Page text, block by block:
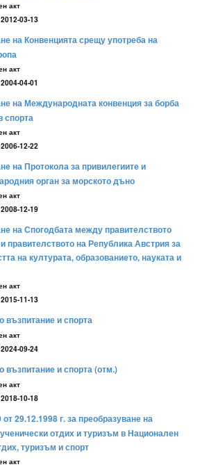
акт
2012-03-13
на Конвенцията срещу употреба на
акт
2004-04-01
на Международната конвенция за борба
спорта
акт
2006-12-22
на Протокола за привилегиите и
орган за морското дъно
акт
2008-12-19
на Спогодбата между правителството
правителството на Република Австрия за
на културата, образованието, науката и
акт
2015-11-13
възпитание и спорта
акт
2024-09-24
възпитание и спорта (отм.)
акт
2018-10-18
29.12.1998 г. за преобразуване на
отдих и туризъм в Национален
туризъм и спорт
акт